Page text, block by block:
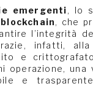
emergenti, lo
blockchain, che
l’integrità
infatti,
e
operazione,
e